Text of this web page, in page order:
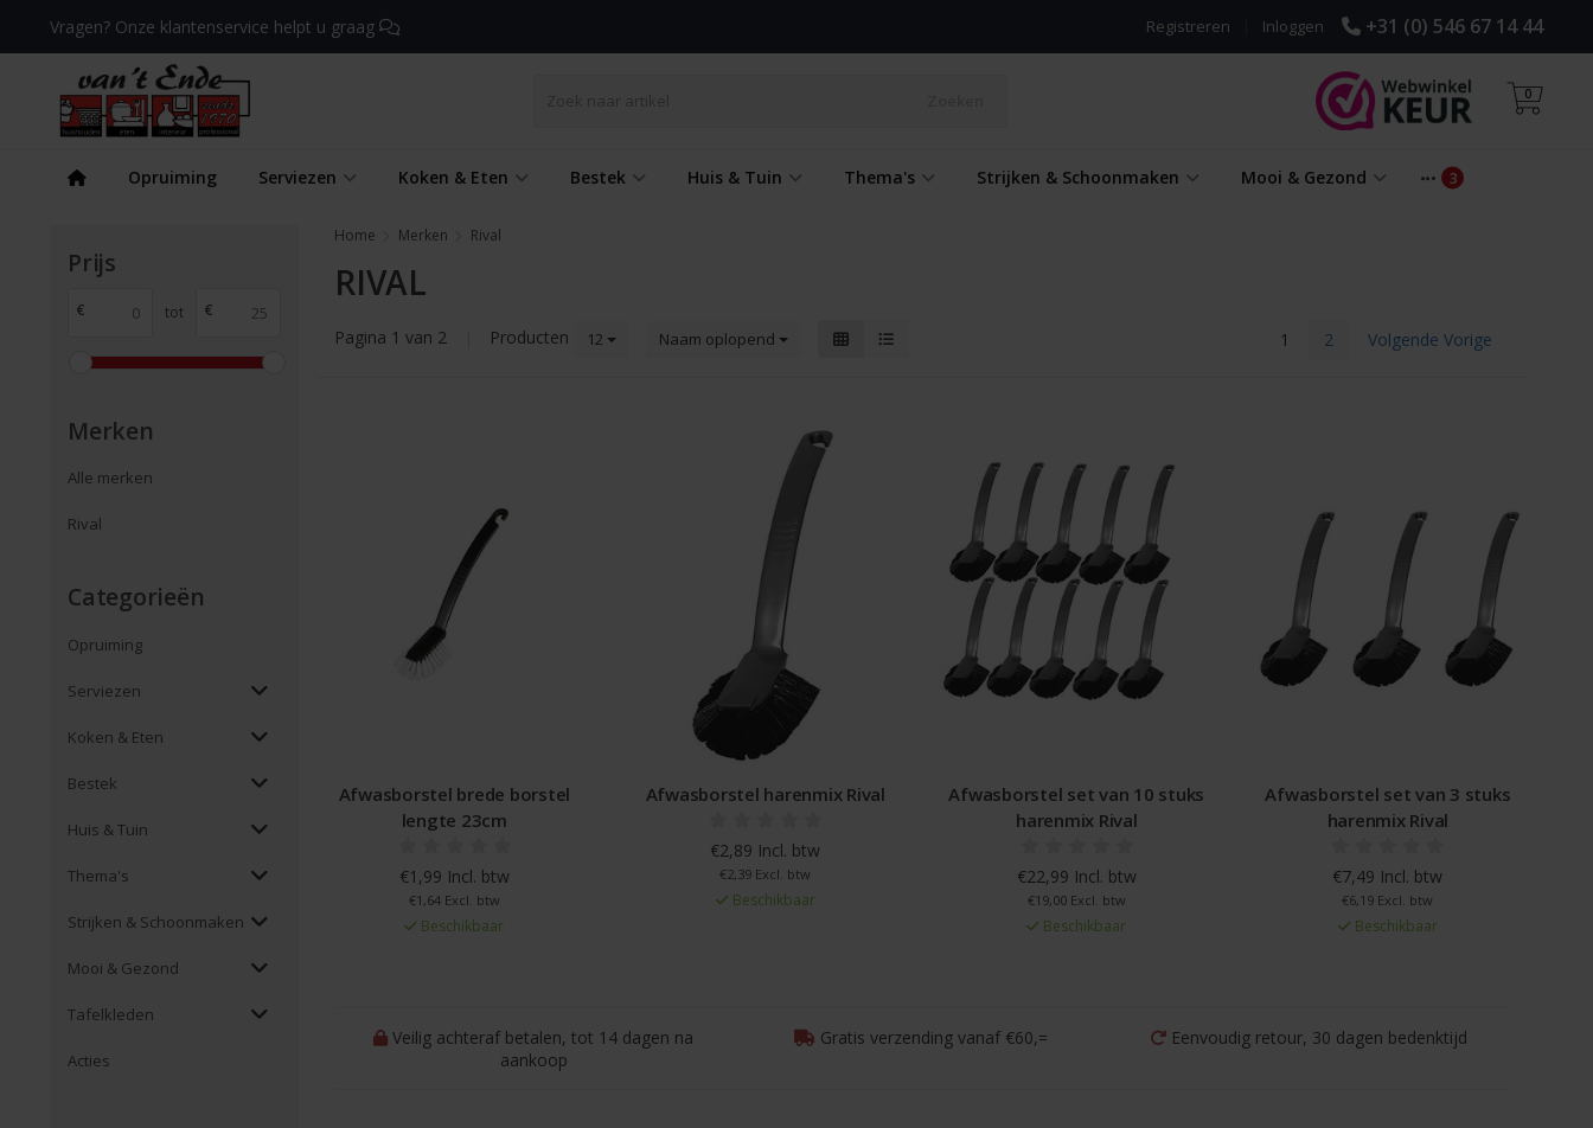
Vragen? Onze klantenservice helpt u graag +31 (0) 546 67 14 44
Inloggen
Registreren
0
Opruiming Serviezen Koken & Eten Bestek Huis & Tuin Thema's Strijken & Schoonmaken Mooi & Gezond
Prijs
€ tot €
Merken
Alle merken
Rival
Categorieën
Opruiming
Serviezen
Koken & Eten
Bestek
Huis & Tuin
Thema's
Strijken & Schoonmaken
Mooi & Gezond
Tafelkleden
Acties
Home Merken Rival
RIVAL
Pagina 1 van 2 Producten 12 Naam oplopend 1 2 Volgende Vorige
Afwasborstel brede borstel
lengte 23cm
€1,99 Incl. btw
€1,64 Excl. btw
Beschikbaar
Afwasborstel harenmix Rival
€2,89 Incl. btw
€2,39 Excl. btw
Beschikbaar
Afwasborstel set van 10 stuks
harenmix Rival
€22,99 Incl. btw
€19,00 Excl. btw
Beschikbaar
Afwasborstel set van 3 stuks
harenmix Rival
€7,49 Incl. btw
€6,19 Excl. btw
Beschikbaar
Veilig achteraf betalen, tot 14 dagen na
aankoop
Gratis verzending vanaf €60,= Eenvoudig retour, 30 dagen bedenktijd